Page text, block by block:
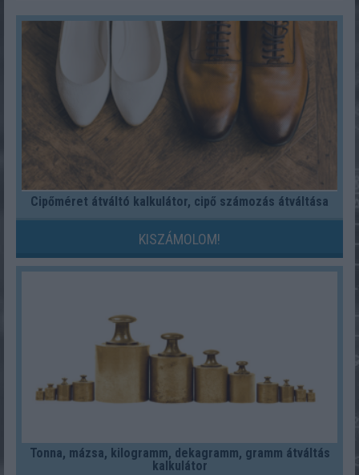
Cipőméret átváltó kalkulátor, cipő számozás átváltása
KISZÁMOLOM!
Tonna, mázsa, kilogramm, dekagramm, gramm átváltás
kalkulátor